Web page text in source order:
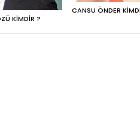
KIMDIR ?
CANSU ÖNDER